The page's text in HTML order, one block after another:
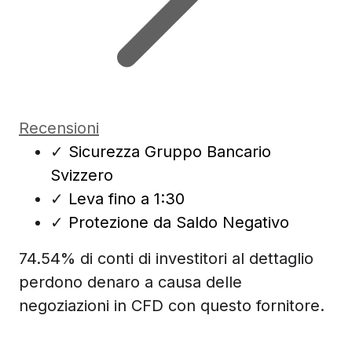
Recensioni
✓ Sicurezza Gruppo Bancario
Svizzero
✓ Leva fino a 1:30
✓ Protezione da Saldo Negativo
74.54% di conti di investitori al dettaglio
perdono denaro a causa delle
negoziazioni in CFD con questo fornitore.